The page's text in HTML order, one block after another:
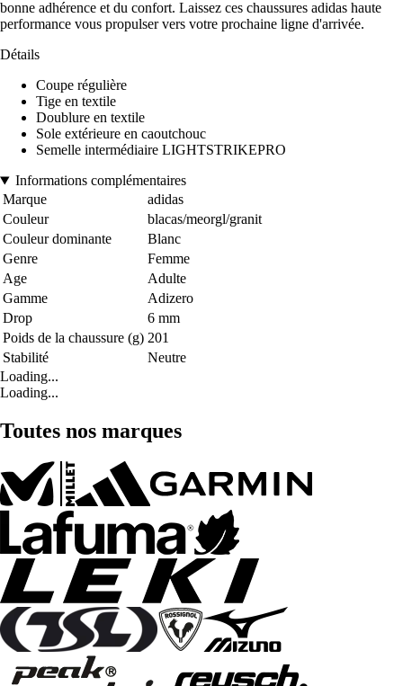
bonne adhérence et du confort. Laissez ces chaussures adidas haute
performance vous propulser vers votre prochaine ligne d'arrivée.
Détails
Coupe régulière
Tige en textile
Doublure en textile
Sole extérieure en caoutchouc
Semelle intermédiaire LIGHTSTRIKEPRO
Informations complémentaires
Marque
adidas
Couleur
blacas/meorgl/granit
Couleur dominante
Blanc
Genre
Femme
Age
Adulte
Gamme
Adizero
Drop
6 mm
Poids de la chaussure (g) 201
Stabilité
Neutre
Loading...
Loading...
Toutes nos marques